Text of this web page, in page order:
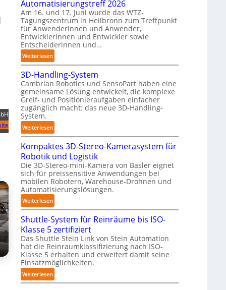
o
b
o
t
n
d
i
g
e
P
o
l
y
m
e
r
l
a
g
e
r
f
ü
r
a
u
h
r
o
b
o
t
Automatisierungstreff 2026
Am 16. und 17. Juni wurde das WTZ-
Tagungszentrum in Heilbronn zum Treffpunkt
für Anwenderinnen und Anwender,
Entwicklerinnen und Entwickler sowie
Entscheiderinnen und…
Weiterlesen:
A
u
t
o
m
a
t
i
i
e
r
u
n
g
s
t
r
e
f
f
2
0
2
3D-Handling-System
Cambrian Robotics und SensoPart haben eine
gemeinsame Lösung entwickelt, die komplexe
Greif- und Positionieraufgaben einfacher
zugänglich macht: das neue 3D-Handling-
System.
Weiterlesen:
3
D
-
H
a
n
d
l
n
g
-
S
y
s
t
Kompaktes 3D-Stereo-Kamerasystem für
Robotik und Logistik
Die 3D-Stereo-mini-Kamera von Basler eignet
sich für preissensitive Anwendungen bei
mobilen Robotern, Warehouse-Drohnen und
Automatisierungslösungen.
Weiterlesen:
K
o
m
p
a
k
t
e
Shuttle-System für Reinräume bis ISO-
Klasse 5 zertifiziert
Das Shuttle Stein Link von Stein Automation
hat die Reinraumklassifizierung nach ISO-
Klasse 5 erhalten und erweitert damit seine
Einsatzmöglichkeiten.
Weiterlesen:
S